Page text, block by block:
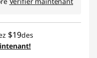
$19des